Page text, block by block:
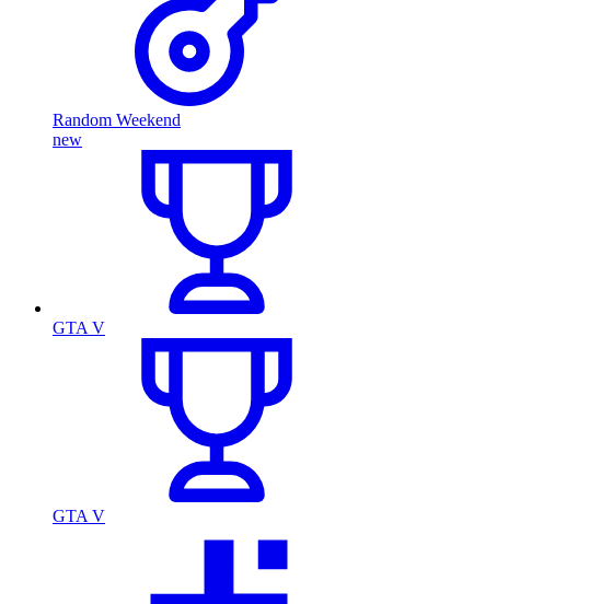
Random Weekend
new
GTA V
GTA V